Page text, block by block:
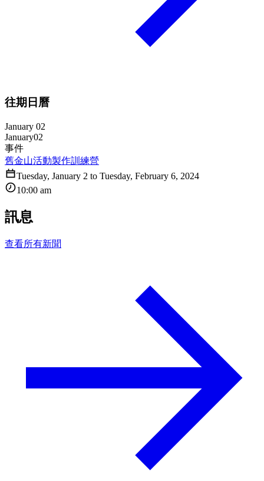
往期日曆
January 02
January02
事件
舊金山活動製作訓練營
Tuesday, January 2 to Tuesday, February 6, 2024
10:00 am
訊息
查看所有新聞